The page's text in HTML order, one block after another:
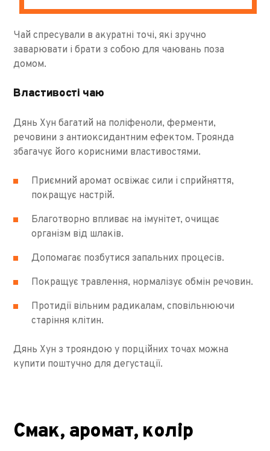
Чай спресували в акуратні точі, які зручно
заварювати і брати з собою для чаювань поза
домом.
Властивості чаю
Дянь Хун багатий на поліфеноли, ферменти,
речовини з антиоксидантним ефектом. Троянда
збагачує його корисними властивостями.
Приємний аромат освіжає сили і сприйняття,
покращує настрій.
Благотворно впливає на імунітет, очищає
організм від шлаків.
Допомагає позбутися запальних процесів.
Покращує травлення, нормалізує обмін речовин.
Протидії вільним радикалам, сповільнюючи
старіння клітин.
Дянь Хун з трояндою у порційних точах можна
купити поштучно для дегустації.
Смак, аромат, колір